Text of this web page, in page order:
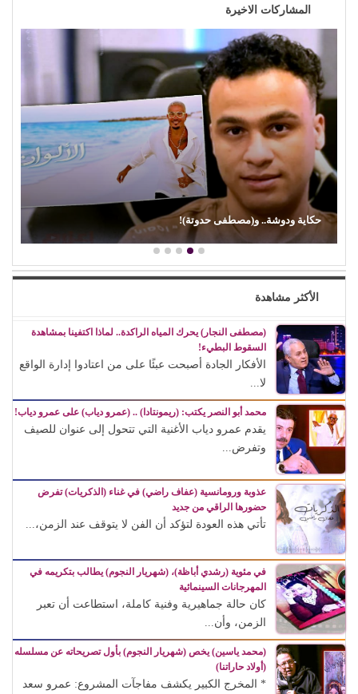
المشاركات الاخيرة
حكاية ودوشة.. و(مصطفى حدوتة)!
الأكثر مشاهدة
(مصطفى النجار) يحرك المياه الراكدة.. لماذا اكتفينا بمشاهدة
السقوط البطيء!
الأفكار الجادة أصبحت عبئًا على من اعتادوا إدارة الواقع
لا...
محمد أبو النصر يكتب: (ريمونتادا) .. (عمرو دياب) على عمرو دياب!
يقدم عمرو دياب الأغنية التي تتحول إلى عنوان للصيف
وتفرض...
عذوبة ورومانسية (عفاف راضي) في غناء (الذكريات) تفرض
حضورها الراقي من جديد
تأتي هذه العودة لتؤكد أن الفن لا يتوقف عند الزمن،...
في مئوية (رشدي أباظة)، (شهريار النجوم) يطالب بتكريمه في
المهرجانات السينمائية
كان حالة جماهيرية وفنية كاملة، استطاعت أن تعبر
الزمن، وأن...
(محمد ياسين) يخص (شهريار النجوم) بأول تصريحاته عن مسلسله
(أولاد حاراتنا)
* المخرج الكبير يكشف مفاجآت المشروع: عمرو سعد